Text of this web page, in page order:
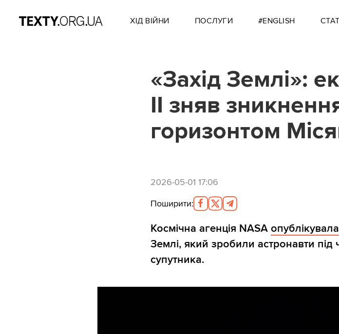
ХІД ВІЙНИ ПОСЛУГИ #ENGLISH
«Захід Землі»:
II зняв
горизонтом
2026-05-01 17:06
Поширити:
Космічна агенція NASA опублікувала
Землі, який зробили астронавти під
супутника.